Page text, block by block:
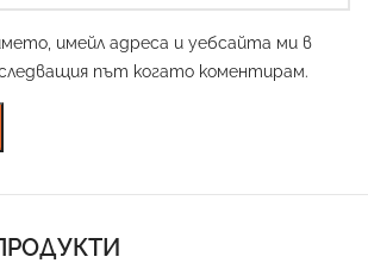
имейл адреса и уебсайта ми в
път когато коментирам.